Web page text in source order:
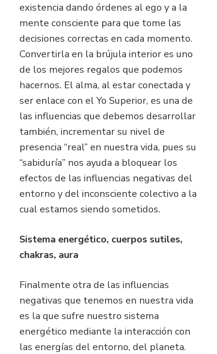
existencia dando órdenes al ego y a la
mente consciente para que tome las
decisiones correctas en cada momento.
Convertirla en la brújula interior es uno
de los mejores regalos que podemos
hacernos. El alma, al estar conectada y
ser enlace con el Yo Superior, es una de
las influencias que debemos desarrollar
también, incrementar su nivel de
presencia “real” en nuestra vida, pues su
“sabiduría” nos ayuda a bloquear los
efectos de las influencias negativas del
entorno y del inconsciente colectivo a la
cual estamos siendo sometidos.
Sistema energético, cuerpos sutiles,
chakras, aura
Finalmente otra de las influencias
negativas que tenemos en nuestra vida
es la que sufre nuestro sistema
energético mediante la interacción con
las energías del entorno, del planeta.